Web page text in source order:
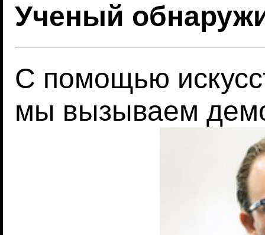
Ученый
С помощью
мы вызываем